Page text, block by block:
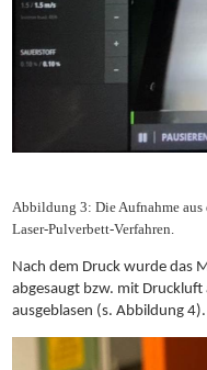
Abbildung 3: Die Aufnahme aus
Laser-Pulverbett-Verfahren.
Nach dem Druck wurde das
abgesaugt bzw. mit
ausgeblasen (s. Abbildung 4).